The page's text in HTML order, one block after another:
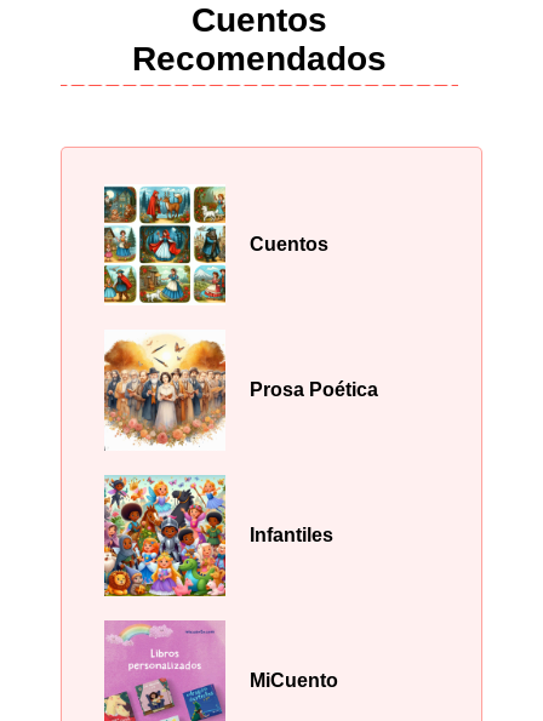
Cuentos
Recomendados
Cuentos
Prosa Poética
Infantiles
MiCuento